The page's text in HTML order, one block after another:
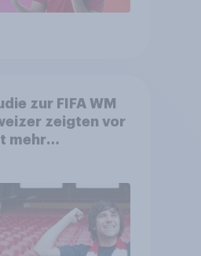
zur FIFA WM
zeigten vor
mehr